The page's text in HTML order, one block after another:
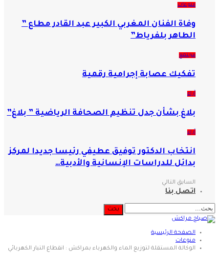
منوعات
وفاة الفنان المغربي الكبير عبد القادر مطاع ”
الطاهر بلفرياط”
مجتمع
تفكيك عصابة إجرامية رقمية
آراء
بلاغ بشأن جدل تنظيم الصحافة الرياضية ” بلاغ”
آراء
انتخاب الدكتور توفيق عطيفي رئيسا جديدا لمركز
بدائل للدراسات الإنسانية والأدبية…
السابق التالي
اتصل بنا
الصفحة الرئيسية
منوعات
الوكالة المستقلة لتوزيع الماء والكهرباء بمراكش : انقطاع التيار الكهربائي